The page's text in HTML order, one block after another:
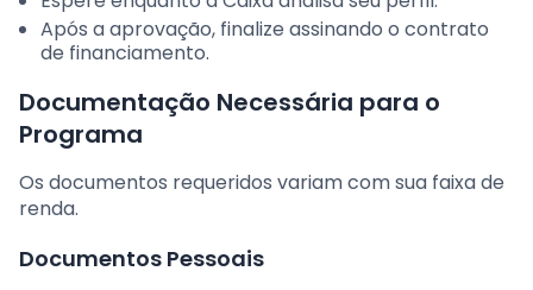
Após a aprovação, finalize assinando o contrato
de financiamento.
Documentação Necessária para o
Programa
Os documentos requeridos variam com sua faixa de
renda.
Documentos Pessoais